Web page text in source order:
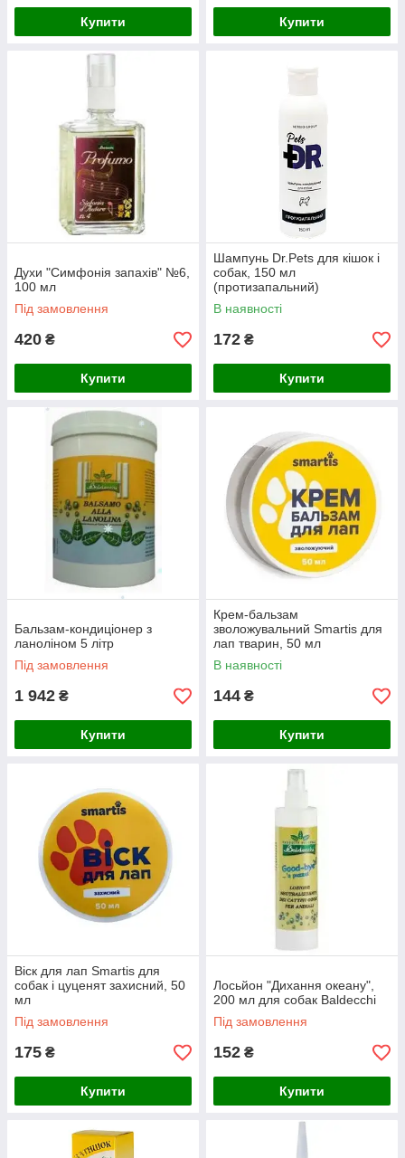
Купити Купити
Духи "Симфонія запахів" №6,
100 мл
Під замовлення
420 ₴
Купити
Шампунь Dr.Pets для кішок і
собак, 150 мл
(протизапальний)
В наявності
172 ₴
Купити
Бальзам-кондиціонер з
ланоліном 5 літр
Під замовлення
1 942 ₴
Купити
Крем-бальзам
зволожувальний Smartis для
лап тварин, 50 мл
В наявності
144 ₴
Купити
Віск для лап Smartis для
собак і цуценят захисний, 50
мл
Під замовлення
175 ₴
Купити
Лосьйон "Дихання океану",
200 мл для собак Baldecchi
Під замовлення
152 ₴
Купити